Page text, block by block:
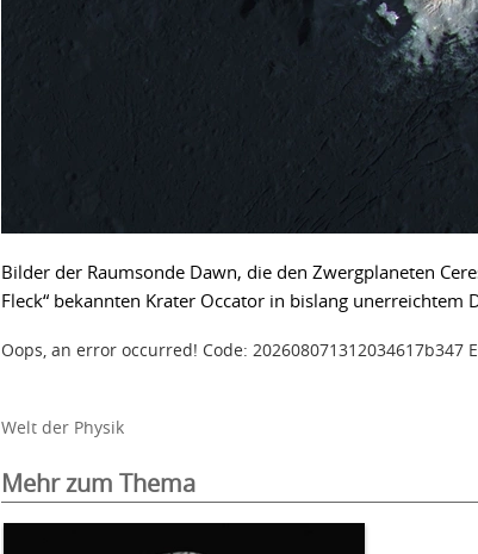
Bilder der Raumsonde Dawn, die den Zwergplaneten
Fleck“ bekannten Krater Occator in bislang unerreichtem
Oops, an error occurred! Code: 202608071312034617b347
Welt der Physik
Mehr zum Thema